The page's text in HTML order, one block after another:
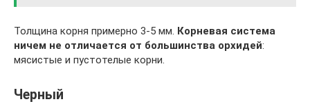
Толщина корня примерно 3-5 мм. Корневая система
ничем не отличается от большинства орхидей:
мясистые и пустотелые корни.
Черный